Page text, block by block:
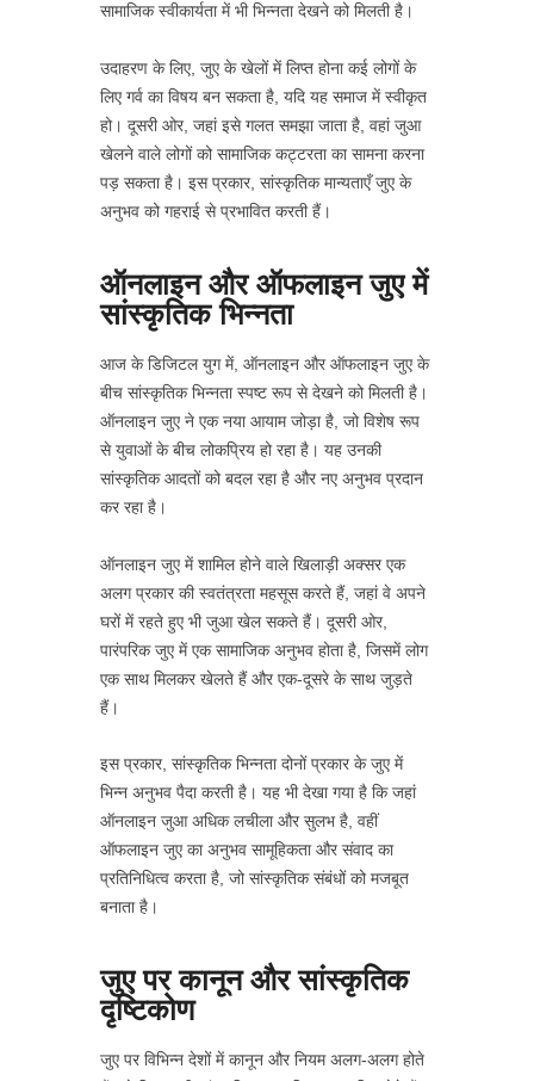
सामाजिक स्वीकार्यता में भी भिन्नता देखने को मिलती है।
उदाहरण के लिए, जुए के खेलों में लिप्त होना कई लोगों के
लिए गर्व का विषय बन सकता है, यदि यह समाज में स्वीकृत
हो। दूसरी ओर, जहां इसे गलत समझा जाता है, वहां जुआ
खेलने वाले लोगों को सामाजिक कट्टरता का सामना करना
पड़ सकता है। इस प्रकार, सांस्कृतिक मान्यताएँ जुए के
अनुभव को गहराई से प्रभावित करती हैं।
ऑनलाइन और ऑफलाइन जुए में
सांस्कृतिक भिन्नता
आज के डिजिटल युग में, ऑनलाइन और ऑफलाइन जुए के
बीच सांस्कृतिक भिन्नता स्पष्ट रूप से देखने को मिलती है।
ऑनलाइन जुए ने एक नया आयाम जोड़ा है, जो विशेष रूप
से युवाओं के बीच लोकप्रिय हो रहा है। यह उनकी
सांस्कृतिक आदतों को बदल रहा है और नए अनुभव प्रदान
कर रहा है।
ऑनलाइन जुए में शामिल होने वाले खिलाड़ी अक्सर एक
अलग प्रकार की स्वतंत्रता महसूस करते हैं, जहां वे अपने
घरों में रहते हुए भी जुआ खेल सकते हैं। दूसरी ओर,
पारंपरिक जुए में एक सामाजिक अनुभव होता है, जिसमें लोग
एक साथ मिलकर खेलते हैं और एक-दूसरे के साथ जुड़ते
हैं।
इस प्रकार, सांस्कृतिक भिन्नता दोनों प्रकार के जुए में
भिन्न अनुभव पैदा करती है। यह भी देखा गया है कि जहां
ऑनलाइन जुआ अधिक लचीला और सुलभ है, वहीं
ऑफलाइन जुए का अनुभव सामूहिकता और संवाद का
प्रतिनिधित्व करता है, जो सांस्कृतिक संबंधों को मजबूत
बनाता है।
जुए पर कानून और सांस्कृतिक
दृष्टिकोण
जुए पर विभिन्न देशों में कानून और नियम अलग-अलग होते